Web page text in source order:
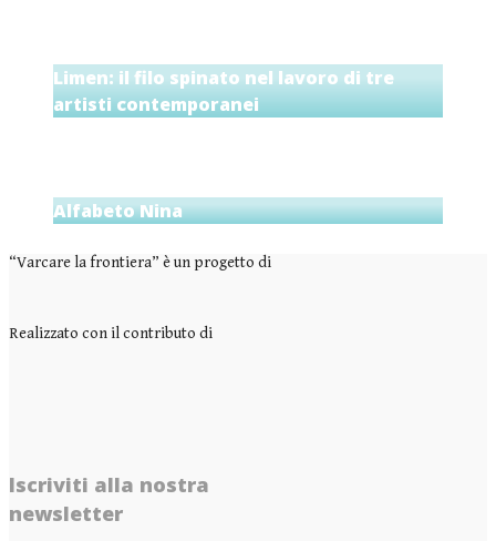
Limen: il filo spinato nel lavoro di tre
artisti contemporanei
Alfabeto Nina
“Varcare la frontiera” è un progetto di
Realizzato con il contributo di
Iscriviti alla nostra
newsletter